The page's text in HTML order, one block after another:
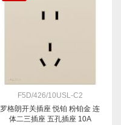
F5D/426/10USL-C2
罗格朗开关插座 悦铂 粉铂金 连
体二三插座 五孔插座 10A